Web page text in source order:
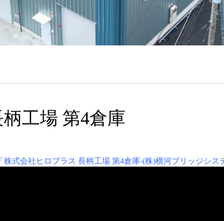
工場 第4倉庫
株式会社ヒロプラス 長柄工場 第4倉庫-(株)横河ブリッジシス